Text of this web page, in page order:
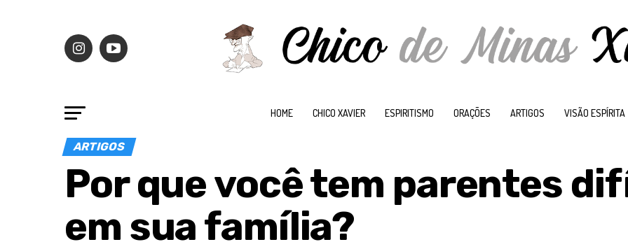
HOME CHICO XAVIER ESPIRITISMO ORAÇÕES ARTIGOS VISÃO ESPÍRITA
ARTIGOS
Por que você tem parentes
em sua família?